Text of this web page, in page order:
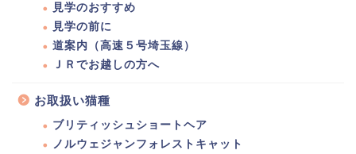
見学のおすすめ
見学の前に
道案内（高速５号埼玉線）
ＪＲでお越しの方へ
お取扱い猫種
ブリティッシュショートヘア
ノルウェジャンフォレストキャット